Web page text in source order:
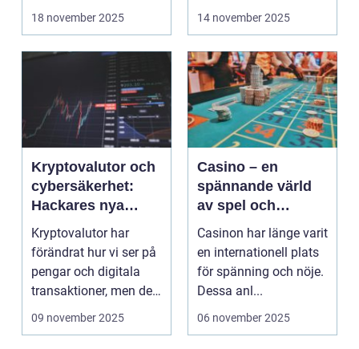
18 november 2025
pro...
14 november 2025
Kryptovalutor och
cybersäkerhet:
Hackares nya
lekplats
Kryptovalutor har
förändrat hur vi ser på
pengar och digitala
transaktioner, men de
...
09 november 2025
Casino – en
spännande värld
av spel och
underhållning
Casinon har länge varit
en internationell plats
för spänning och nöje.
Dessa anl...
06 november 2025